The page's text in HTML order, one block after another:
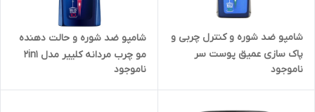
شامپو ضد شوره و کنترل چربی و
پاک سازی عمیق پوست سر
مخصوص آقایان (200 میلی لیتر)
ناموجود
شامپو ضد شوره و حالت دهنده
مو چرب مردانه کلییر مدل 2in1
حجم 400 میل
ناموجود